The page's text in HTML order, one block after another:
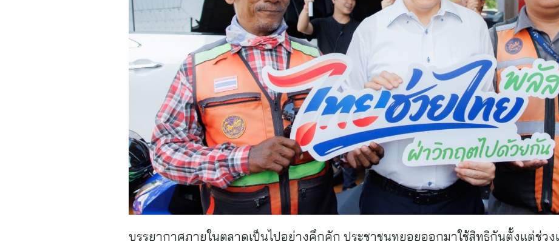
บรรยากาศภายในตลาดเป็นไปอย่างคึกคัก ประชาชนทยอยออกมาใช้สิทธิกันตั้งแต่ช่วง